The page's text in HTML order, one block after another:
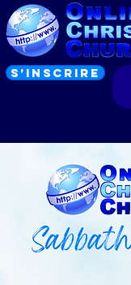
S’INSCRIRE